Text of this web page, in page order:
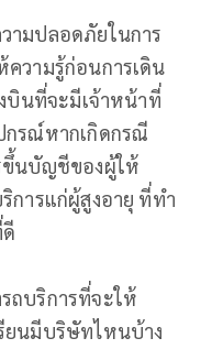
ามปลอดภัยในการ
ความรู้ก่อนการเดิน
บินที่จะมีเจ้าหน้าที่
กรณ์หากเกิดกรณี
ขึ้นบัญชีของผู้ให้
การแก่ผู้สูงอายุ ที่ทำ
ถบริการที่จะให้
ยนมีบริษัทไหนบ้าง